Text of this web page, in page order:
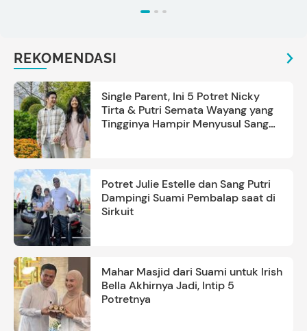
REKOMENDASI
Single Parent, Ini 5 Potret Nicky
Tirta & Putri Semata Wayang yang
Tingginya Hampir Menyusul Sang
Potret Julie Estelle dan Sang Putri
Dampingi Suami Pembalap saat di
Sirkuit
Mahar Masjid dari Suami untuk Irish
Bella Akhirnya Jadi, Intip 5
Potretnya